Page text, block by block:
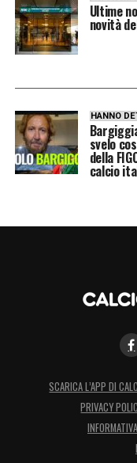
Ultime
novità
HANNO
svelo
della
calcio
SCARICA L’APP DI
PRIVACY